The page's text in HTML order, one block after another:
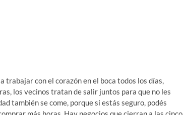
trabajar con el corazón en el boca todos los días,
los vecinos tratan de salir juntos para que no les
también se come, porque si estás seguro, podés